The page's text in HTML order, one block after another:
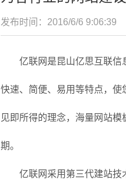
发布时间：2016/6/6 9:06:39
亿联网是昆山亿思互联信
快速、简便、易用等特点，
见即所得的理念，海量网站
期。
亿联网采用第三代建站技